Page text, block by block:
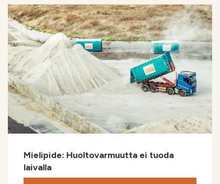
Mielipide: Huoltovarmuutta ei tuoda
laivalla